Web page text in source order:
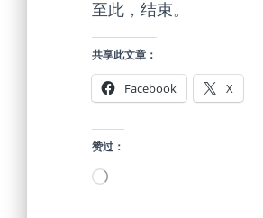
至此，结束。
共享此文章：
Facebook X
赞过：
正